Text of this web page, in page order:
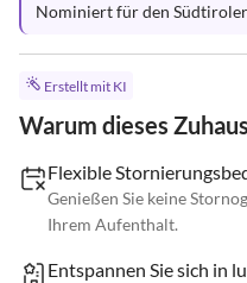
Nominiert für den
Erstellt mit KI
Warum dieses
Flexible
Genießen Sie keine
Ihrem Aufenthalt.
Entspannen Sie sich in